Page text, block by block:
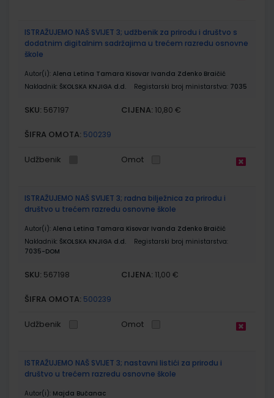
ISTRAŽUJEMO NAŠ SVIJET 3; udžbenik za prirodu i društvo s
dodatnim digitalnim sadržajima u trećem razredu osnovne
škole
Autor(i): Alena Letina Tamara Kisovar Ivanda Zdenko Braičić
Nakladnik: ŠKOLSKA KNJIGA d.d. Registarski broj ministarstva: 7035
SKU: 567197 CIJENA: 10,80 €
ŠIFRA OMOTA: 500239
Udžbenik Omot
ISTRAŽUJEMO NAŠ SVIJET 3; radna bilježnica za prirodu i
društvo u trećem razredu osnovne škole
Autor(i): Alena Letina Tamara Kisovar Ivanda Zdenko Braičić
Nakladnik: ŠKOLSKA KNJIGA d.d.
Registarski broj ministarstva:
7035-DOM
SKU: 567198 CIJENA: 11,00 €
ŠIFRA OMOTA: 500239
Udžbenik Omot
ISTRAŽUJEMO NAŠ SVIJET 3; nastavni listići za prirodu i
društvo u trećem razredu osnovne škole
Autor(i): Majda Bučanac